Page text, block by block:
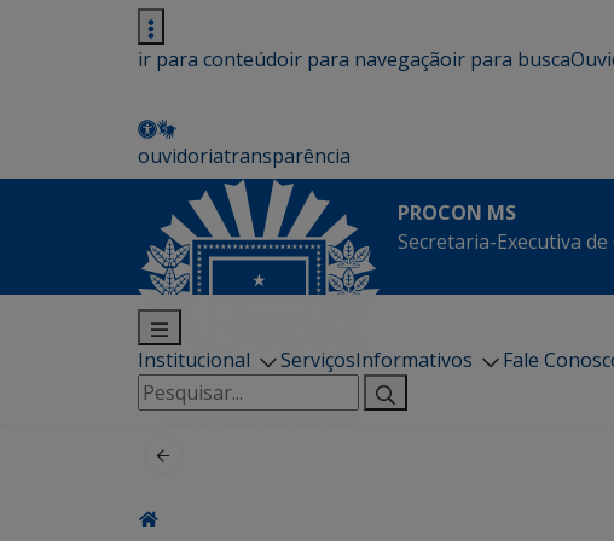
ir para conteúdoir para navegaçãoir para busca
ouvidoriatransparência
PROCON MS
Secretaria-Executiva
Institucional ServiçosInformativos Fale
Pesquisar
por: